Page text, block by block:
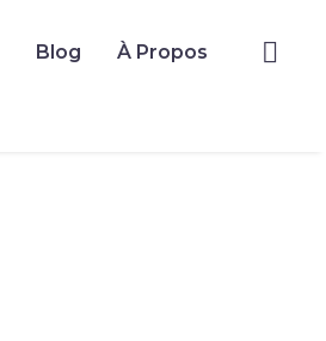
Blog À Propos